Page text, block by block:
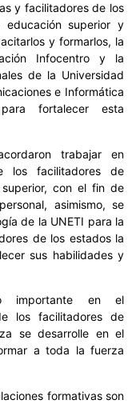
y facilitadores de los
educación superior y
y formarlos, la
Infocentro y la
de la Universidad
e Informática
fortalecer esta
trabajar en
los facilitadores de
con el fin de
asimismo, se
de la UNETI para la
de los estados la
sus habilidades y
importante en el
los facilitadores de
se desarrolle en el
a toda la fuerza
formativas son